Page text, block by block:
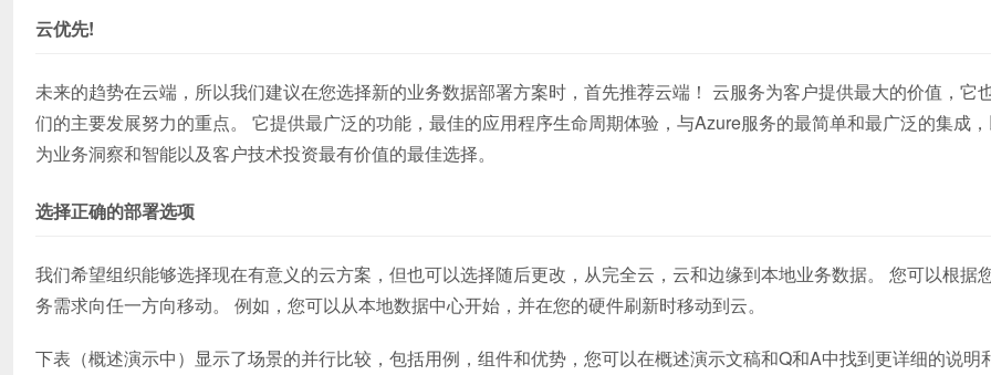
云优先!
未来的趋势在云端，所以我们建议在您选择新的业务数据部署方案时，首先推荐云端！ 云服务为客户提供最大的价值，它
们的主要发展努力的重点。 它提供最广泛的功能，最佳的应用程序生命周期体验，与Azure服务的最简单和最广泛的集成
为业务洞察和智能以及客户技术投资最有价值的最佳选择。
选择正确的部署选项
我们希望组织能够选择现在有意义的云方案，但也可以选择随后更改，从完全云，云和边缘到本地业务数据。 您可以根据
务需求向任一方向移动。 例如，您可以从本地数据中心开始，并在您的硬件刷新时移动到云。
下表（概述演示中）显示了场景的并行比较，包括用例，组件和优势，您可以在概述演示文稿和Q和A中找到更详细的说明